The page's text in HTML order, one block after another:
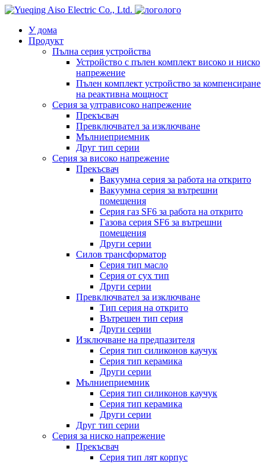
лого
У дома
Продукт
Пълна серия устройства
Устройство с пълен комплект високо и ниско
напрежение
Пълен комплект устройство за компенсиране
на реактивна мощност
Серия за ултрависоко напрежение
Прекъсвач
Превключвател за изключване
Мълниеприемник
Друг тип серии
Серия за високо напрежение
Прекъсвач
Вакуумна серия за работа на открито
Вакуумна серия за вътрешни
помещения
Серия газ SF6 за работа на открито
Газова серия SF6 за вътрешни
помещения
Други серии
Силов трансформатор
Серия тип масло
Серия от сух тип
Други серии
Превключвател за изключване
Тип серия на открито
Вътрешен тип серия
Други серии
Изключване на предпазителя
Серия тип силиконов каучук
Серия тип керамика
Други серии
Мълниеприемник
Серия тип силиконов каучук
Серия тип керамика
Други серии
Друг тип серии
Серия за ниско напрежение
Прекъсвач
Серия тип лят корпус